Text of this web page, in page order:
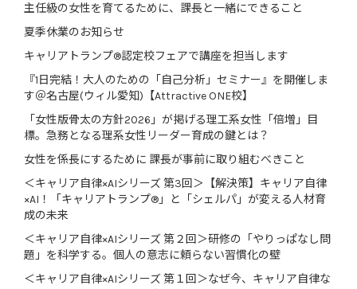
主任級の女性を育てるために、課長と一緒にできること
夏季休業のお知らせ
キャリアトランプ®認定校フェアで講座を担当します
『1日完結！大人のための「自己分析」セミナー』を開催しま
す＠名古屋(ウィル愛知)【Attractive ONE校】
「女性版骨太の方針2026」が掲げる理工系女性「倍増」目
標。急務となる理系女性リーダー育成の鍵とは？
女性を係長にするために 課長が事前に取り組むべきこと
＜キャリア自律×AIシリーズ 第3回＞【解決策】キャリア自律
×AI！「キャリアトランプ®」と「シェルパ」が変える人材育
成の未来
＜キャリア自律×AIシリーズ 第２回＞研修の「やりっぱなし問
題」を科学する。個人の意志に頼らない習慣化の壁
＜キャリア自律×AIシリーズ 第１回＞なぜ今、キャリア自律な